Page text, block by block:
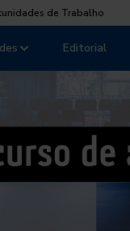
de Trabalho
Editorial